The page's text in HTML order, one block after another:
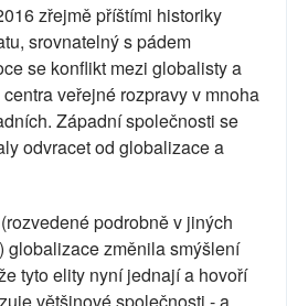
zřejmě příštími historiky
srovnatelný s pádem
se konflikt mezi globalisty a
veřejné rozpravy v mnoha
Západní společnosti se
odvracet od globalizace a
podrobně v jiných
globalizace změnila smýšlení
tyto elity nyní jednají a hovoří